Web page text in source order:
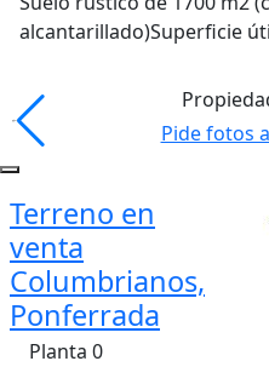
alcantarillado)Superficie
Pide fotos
Terreno en
venta
Columbrianos,
Ponferrada
Planta 0